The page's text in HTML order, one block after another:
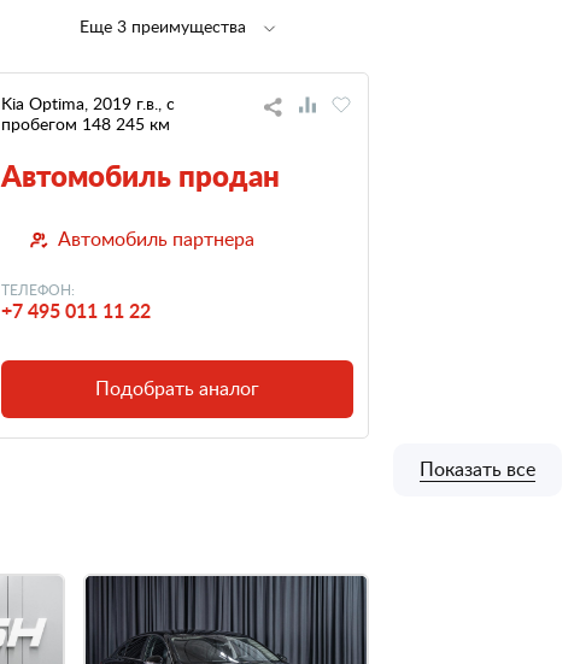
Полная
низкий
Еще 3 преимущества
Kia Optima, 2019 г.в., с
пробегом 148 245 км
Автомобиль продан
Автомобиль партнера
ТЕЛЕФОН:
+7 495 011 11 22
Подобрать аналог
Показать все